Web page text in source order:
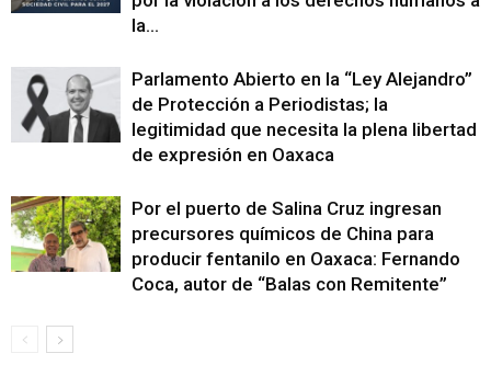
la...
Parlamento Abierto en la “Ley Alejandro”
de Protección a Periodistas; la
legitimidad que necesita la plena libertad
de expresión en Oaxaca
Por el puerto de Salina Cruz ingresan
precursores químicos de China para
producir fentanilo en Oaxaca: Fernando
Coca, autor de “Balas con Remitente”